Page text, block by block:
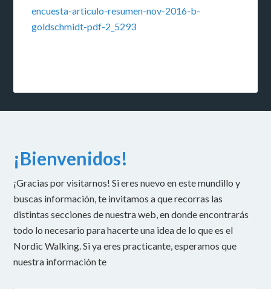
encuesta-articulo-resumen-nov-2016-b-
goldschmidt-pdf-2_5293
¡Bienvenidos!
¡Gracias por visitarnos! Si eres nuevo en este mundillo y
buscas información, te invitamos a que recorras las
distintas secciones de nuestra web, en donde encontrarás
todo lo necesario para hacerte una idea de lo que es el
Nordic Walking. Si ya eres practicante, esperamos que
nuestra información te